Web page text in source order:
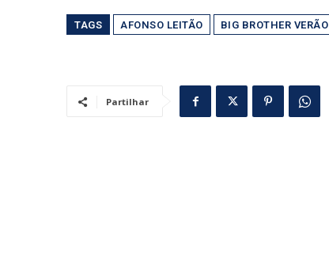
TAGS AFONSO LEITÃO BIG BROTHER VERÃO
Partilhar